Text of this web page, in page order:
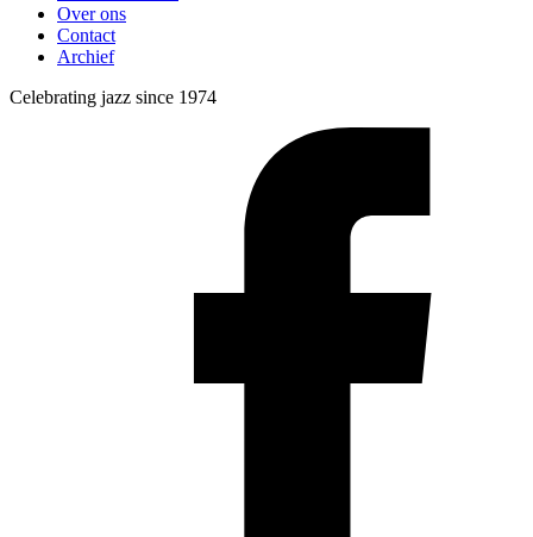
Over ons
Contact
Archief
Celebrating jazz since 1974